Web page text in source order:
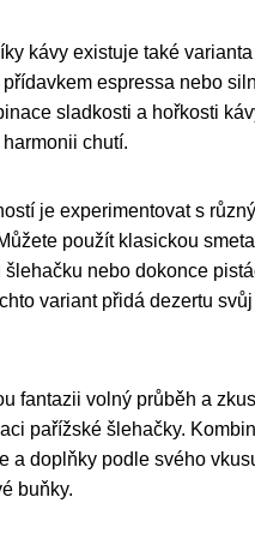
kávy existuje také
espressa nebo
sladkosti a hořkosti
chutí.
je experimentovat s
použít klasickou
nebo dokonce
variant přidá dezertu
fantazii volný průběh a
pařížské šlehačky.
a doplňky podle svého
buňky.